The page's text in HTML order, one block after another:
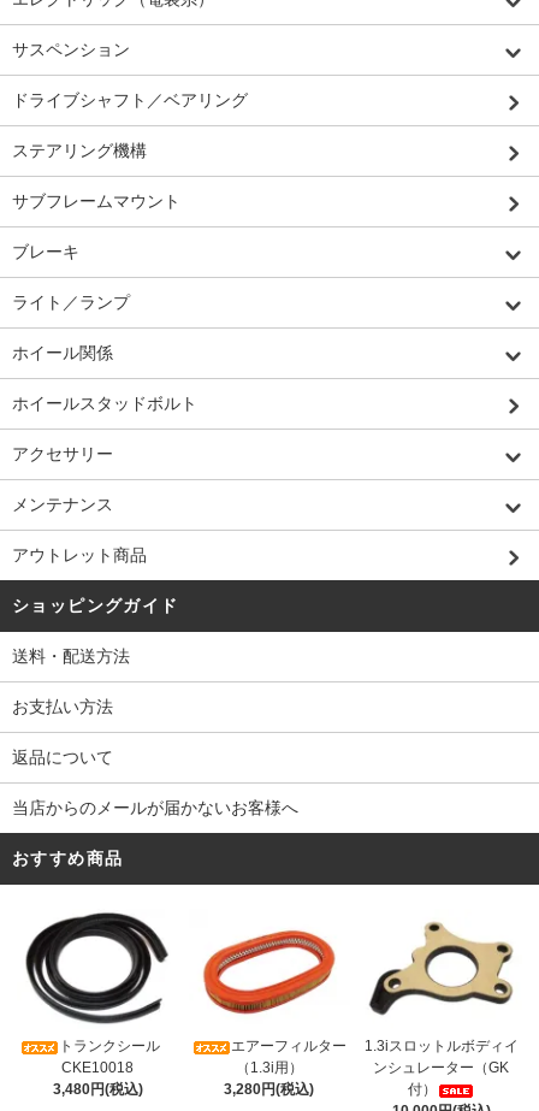
サスペンション
ドライブシャフト／ベアリング
ステアリング機構
サブフレームマウント
ブレーキ
ライト／ランプ
ホイール関係
ホイールスタッドボルト
アクセサリー
メンテナンス
アウトレット商品
ショッピングガイド
送料・配送方法
お支払い方法
返品について
当店からのメールが届かないお客様へ
おすすめ商品
トランクシール
CKE10018
3,480円(税込)
エアーフィルター
（1.3i用）
3,280円(税込)
1.3iスロットルボディイ
ンシュレーター（GK
付）